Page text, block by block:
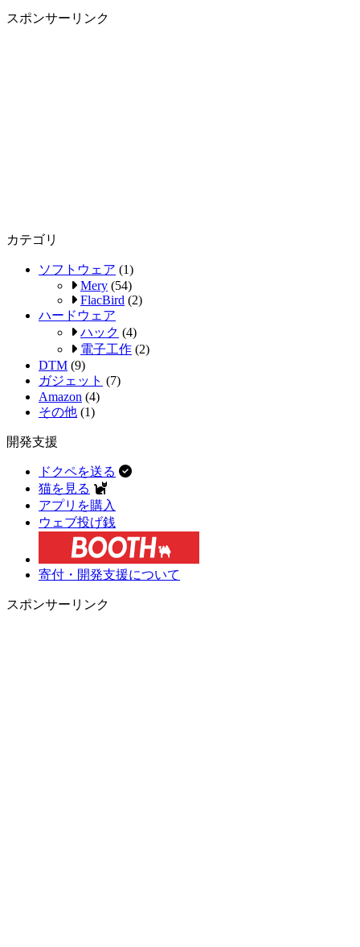
スポンサーリンク
カテゴリ
ソフトウェア (1)
Mery (54)
FlacBird (2)
ハードウェア
ハック (4)
電子工作 (2)
DTM (9)
ガジェット (7)
Amazon (4)
その他 (1)
開発支援
ドクペを送る
猫を見る
アプリを購入
ウェブ投げ銭
寄付・開発支援について
スポンサーリンク